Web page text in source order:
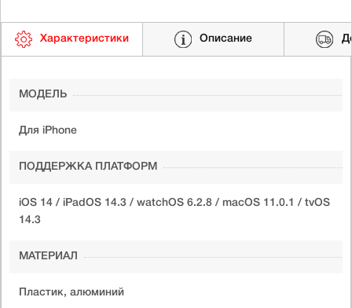
Характеристики Описание
МОДЕЛЬ
Для iPhone
ПОДДЕРЖКА ПЛАТФОРМ
iOS 14 / iPadOS 14.3 / watchOS 6.2.8 / macOS 11.0.1 / tvOS
14.3
МАТЕРИАЛ
Пластик, алюминий